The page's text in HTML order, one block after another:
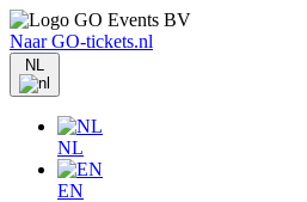
Naar GO-tickets.nl
NL
NL
EN